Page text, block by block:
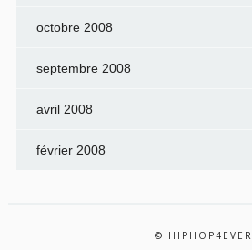
octobre 2008
septembre 2008
avril 2008
février 2008
© HIPHOP4EVER